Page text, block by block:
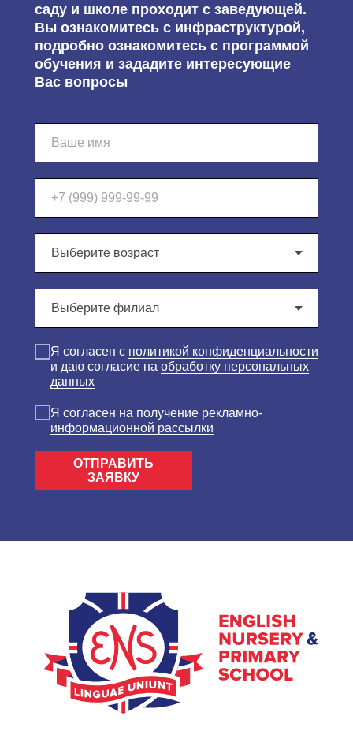
саду и школе проходит с заведующей.
Вы ознакомитесь с инфраструктурой,
подробно ознакомитесь с программой
обучения и зададите интересующие
Вас вопросы
Я согласен c политикой конфиденциальности
и даю согласие на обработку персональных
данных
Я согласен на получение рекламно-
информационной рассылки
ОТПРАВИТЬ
ЗАЯВКУ